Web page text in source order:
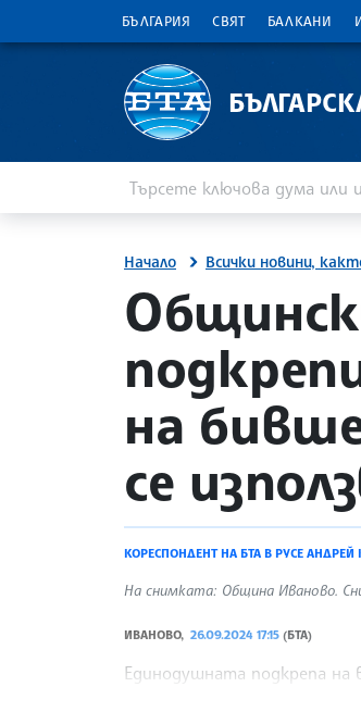
БЪЛГАРИЯ СВЯТ БАЛКАНИ
Начало Всички новини,
site.bta
на
се
КОРЕСПОНДЕНТ НА БТА В РУСЕ
На снимката: Община Иваново.
ИВАНОВО, 26.09.2024 17:15 (БТА)
Единодушната подкрепа на